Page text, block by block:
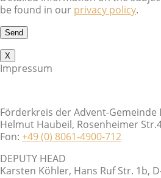
be found in our privacy policy.
X
Impressum
Förderkreis der Advent-
Helmut Haubeil, Rosenheimer
Fon: +49 (0) 8061-4900-712
DEPUTY HEAD
Karsten Köhler, Hans Ruf Str. 1b,